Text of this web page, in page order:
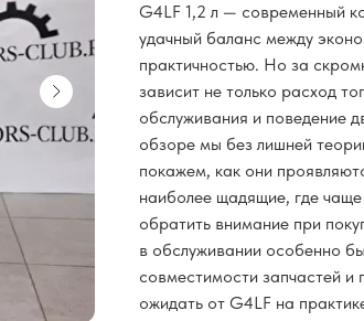
G4LF 1,2 л — современный
удачный баланс между
практичностью. Но за
зависит не только расход
обслуживания и поведение
обзоре мы без лишней
покажем, как они
наиболее щадящие, где
обратить внимание при
в обслуживании особенно
совместимости запчастей
ожидать от G4LF на